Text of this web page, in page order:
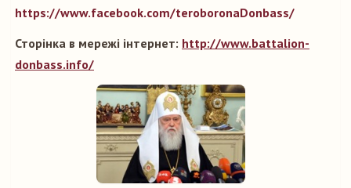
https://www.facebook.com/teroboronaDonbass/
Сторінка в мережі інтернет: http://www.battalion-
donbass.info/